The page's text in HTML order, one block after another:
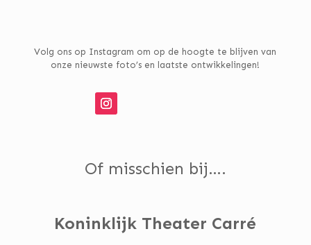
Volg ons op Instagram om op de hoogte te blijven van
onze nieuwste foto’s en laatste ontwikkelingen!
Of misschien bij….
Koninklijk Theater Carré